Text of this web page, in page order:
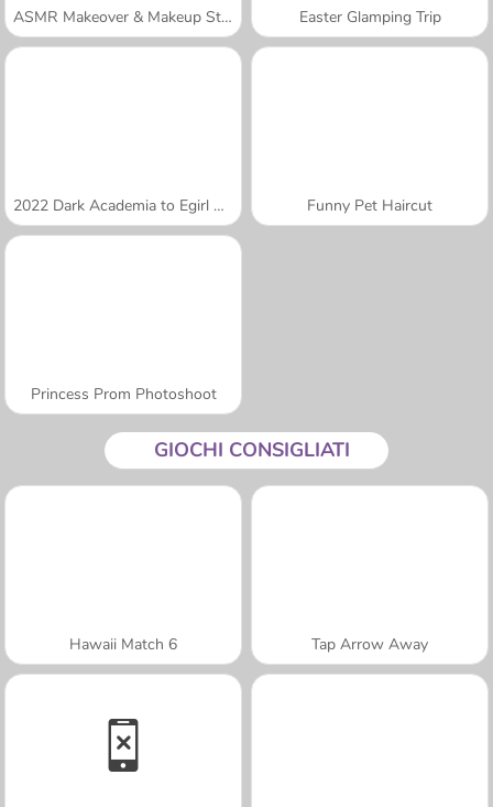
ASMR Makeover & Makeup Studio Easter Glamping Trip
2022 Dark Academia to Egirl Dress-Up Funny Pet Haircut
Princess Prom Photoshoot
GIOCHI CONSIGLIATI
Hawaii Match 6 Tap Arrow Away